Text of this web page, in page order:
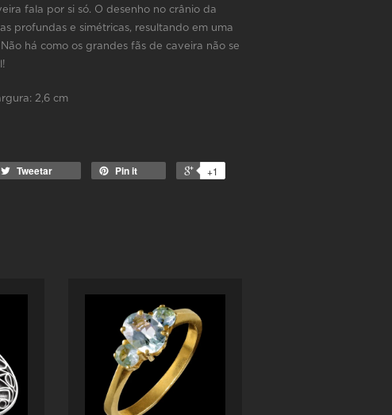
fala por si só. O desenho no crânio da
profundas e simétricas, resultando em uma
há como os grandes fãs de caveira não se
2,6 cm
Tweetar Pin it +1